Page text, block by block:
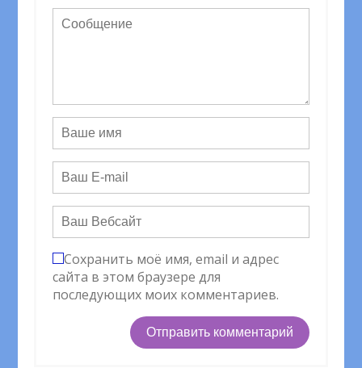
Сохранить моё имя, email и адрес
сайта в этом браузере для
последующих моих комментариев.